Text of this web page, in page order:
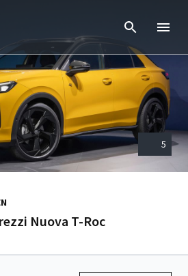
5
Nuova T-Roc